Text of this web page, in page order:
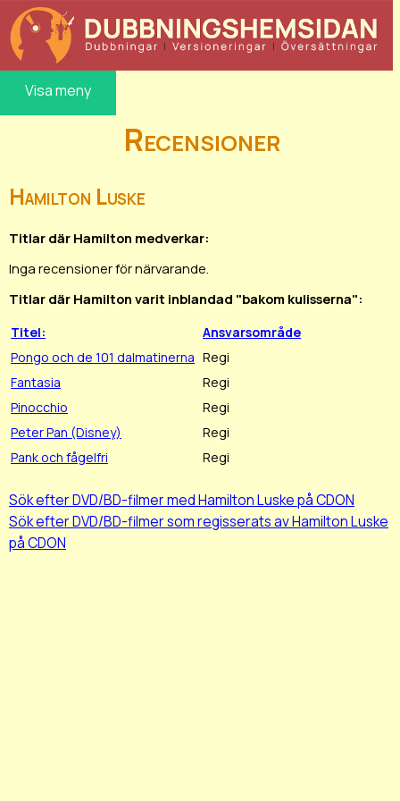
Visa meny
Recensioner
Hamilton Luske
Titlar där Hamilton medverkar:
Inga recensioner för närvarande.
Titlar där Hamilton varit inblandad "bakom kulisserna":
Titel:
Ansvarsområde
Pongo och de 101 dalmatinerna Regi
Fantasia
Regi
Pinocchio
Regi
Peter Pan (Disney)
Regi
Pank och fågelfri
Regi
Sök efter DVD/BD-filmer med Hamilton Luske på CDON
Sök efter DVD/BD-filmer som regisserats av Hamilton Luske
på CDON